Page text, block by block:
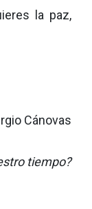
la paz,
Cánovas
tiempo?